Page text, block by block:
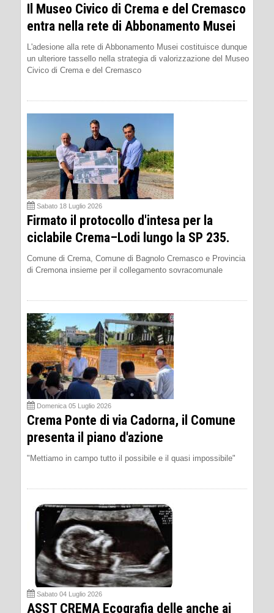
Il Museo Civico di Crema e del Cremasco
entra nella rete di Abbonamento Musei
L'adesione alla rete di Abbonamento Musei costituisce dunque
un ulteriore tassello nella strategia di valorizzazione del Museo
Civico di Crema e del Cremasco
Sabato 18 Luglio 2026
Firmato il protocollo d'intesa per la
ciclabile Crema–Lodi lungo la SP 235.
Comune di Crema, Comune di Bagnolo Cremasco e Provincia
di Cremona insieme per il collegamento sovracomunale
Domenica 05 Luglio 2026
Crema Ponte di via Cadorna, il Comune
presenta il piano d'azione
"Mettiamo in campo tutto il possibile e il quasi impossibile"
Sabato 04 Luglio 2026
ASST CREMA Ecografia delle anche ai